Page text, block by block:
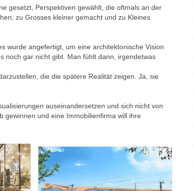
gesetzt, Perspektiven gewählt, die oftmals an der
zu Grosses kleiner gemacht und zu Kleines
wurde angefertigt, um eine architektonische Vision
noch gar nicht gibt. Man fühlt dann, irgendetwas
die die spätere Realität zeigen. Ja, sie
auseinandersetzen und sich nicht von
gewinnen und eine Immobilienfirma will ihre